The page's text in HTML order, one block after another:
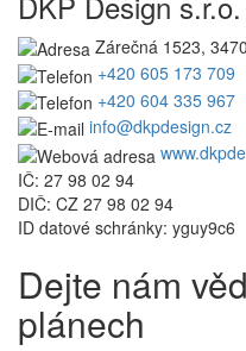
Zárečná 1523,
+420 605 173 709
+420 604 335 967
info@dkpdesign.cz
IČ: 27 98 02 94
DIČ: CZ 27 98 02 94
ID datové schránky: yguy9c6
Dejte nám
plánech